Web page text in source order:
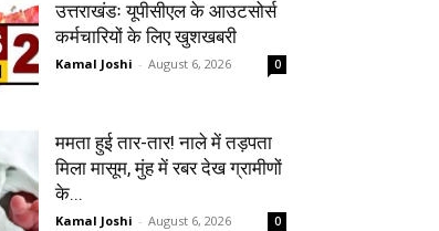
उत्तराखंडः यूपीसीएल के आउटसोर्स
कर्मचारियों के लिए खुशखबरी
Kamal Joshi - August 6, 2026 0
ममता हुई तार-तार! नाले में तड़पता
मिला मासूम, मुंह में रबर देख ग्रामीणों
के...
Kamal Joshi - August 6, 2026 0